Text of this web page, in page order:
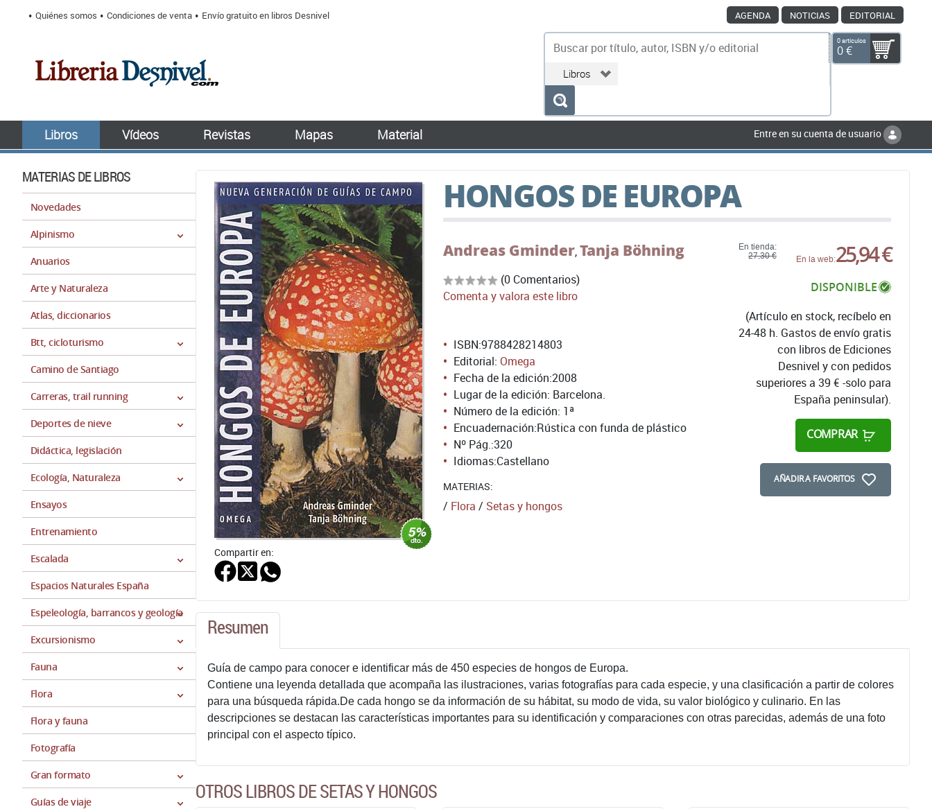
Quiénes somos Condiciones de venta Envío gratuito en libros Desnivel AGENDA NOTICIAS EDITORIAL
0 artículos
0 €
Libros Vídeos Revistas Mapas Material Entre en su cuenta de usuario
MATERIAS DE LIBROS
Novedades
Alpinismo
Anuarios
Arte y Naturaleza
Atlas, diccionarios
Btt, cicloturismo
Camino de Santiago
Carreras, trail running
Deportes de nieve
Didáctica, legislación
Ecología, Naturaleza
Ensayos
Entrenamiento
Escalada
Espacios Naturales España
Espeleología, barrancos y geología
Excursionismo
Fauna
Flora
Flora y fauna
Fotografía
Gran formato
Guías de viaje
HONGOS DE EUROPA
Compartir en:
Andreas Gminder,Tanja Böhning
(0 Comentarios)
Comenta y valora este libro
En tienda:
27,30 €
En la web:25,94 €
DISPONIBLE
(Artículo en stock, recíbelo en
24-48 h. Gastos de envío gratis
con libros de Ediciones
Desnivel y con pedidos
superiores a 39 € -solo para
España peninsular).
COMPRAR
AÑADIR A FAVORITOS
ISBN:9788428214803
Editorial: Omega
Fecha de la edición:2008
Lugar de la edición: Barcelona.
Número de la edición: 1ª
Encuadernación:Rústica con funda de plástico
Nº Pág.:320
Idiomas:Castellano
MATERIAS:
/ Flora / Setas y hongos
Resumen
Guía de campo para conocer e identificar más de 450 especies de hongos de Europa.
Contiene una leyenda detallada que acompaña las ilustraciones, varias fotografías para cada especie, y una clasificación a partir de colores
para una búsqueda rápida.De cada hongo se da información de su hábitat, su modo de vida, su valor biológico y culinario. En las
descripciones se destacan las características importantes para su identificación y comparaciones con otras parecidas, además de una foto
principal con el aspecto típico.
OTROS LIBROS DE SETAS Y HONGOS